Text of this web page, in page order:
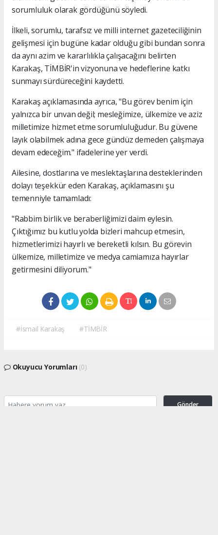
sorumluluk olarak gördüğünü söyledi.
İlkeli, sorumlu, tarafsız ve milli internet gazeteciliğinin
gelişmesi için bugüne kadar olduğu gibi bundan sonra
da aynı azim ve kararlılıkla çalışacağını belirten
Karakaş, TİMBİR'in vizyonuna ve hedeflerine katkı
sunmayı sürdüreceğini kaydetti.
Karakaş açıklamasında ayrıca, "Bu görev benim için
yalnızca bir unvan değil; mesleğimize, ülkemize ve aziz
milletimize hizmet etme sorumluluğudur. Bu güvene
layık olabilmek adına gece gündüz demeden çalışmaya
devam edeceğim." ifadelerine yer verdi.
Ailesine, dostlarına ve meslektaşlarına desteklerinden
dolayı teşekkür eden Karakaş, açıklamasını şu
temenniyle tamamladı:
"Rabbim birlik ve beraberliğimizi daim eylesin.
Çıktığımız bu kutlu yolda bizleri mahcup etmesin,
hizmetlerimizi hayırlı ve bereketli kılsın. Bu görevin
ülkemize, milletimize ve medya camiamıza hayırlar
getirmesini diliyorum."
#İsmail Karakaş #TİMBİR
Okuyucu Yorumları (0)
Gönder